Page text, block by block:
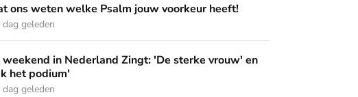
Psalm jouw voorkeur heeft!
ons weten welke Psalm jouw voorkeur heeft!
dag geleden
Zingt: 'De sterke vrouw' en 'Pak het podium'
weekend in Nederland Zingt: 'De sterke vrouw' en
het podium'
dag geleden